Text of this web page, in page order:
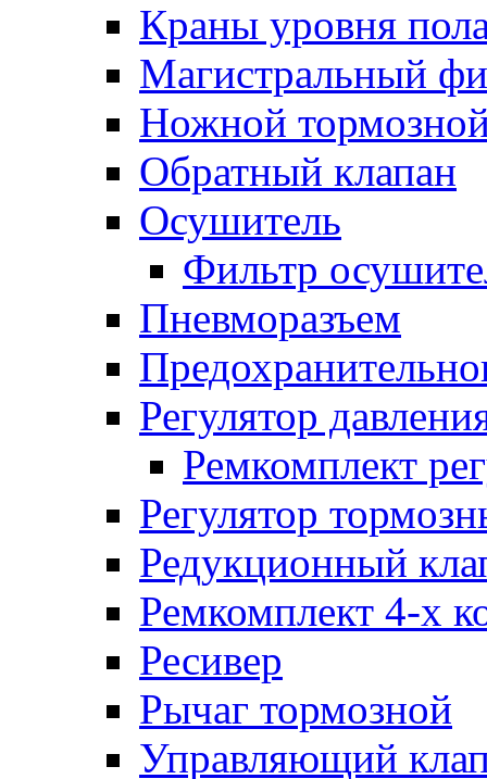
Краны уровня
Магистральный
Ножной
Обратный клапан
Осушитель
Фильтр
Пневморазъем
Регулятор
Ремкомплект
Регулятор
Редукционный
Ремкомплект 4-х
Ресивер
Рычаг тормозной
Управляющий